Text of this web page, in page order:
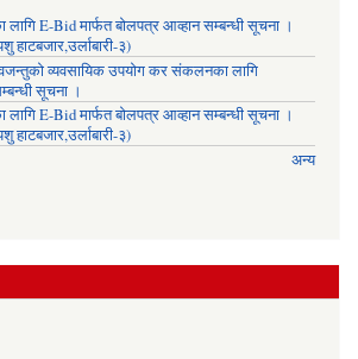
E-Bid मार्फत बोलपत्र आव्हान सम्बन्धी सूचना ।
हाटबजार,उर्लाबारी-३)
व्यवसायिक उपयोग कर संकलनका लागि
सूचना ।
E-Bid मार्फत बोलपत्र आव्हान सम्बन्धी सूचना ।
हाटबजार,उर्लाबारी-३)
अन्य